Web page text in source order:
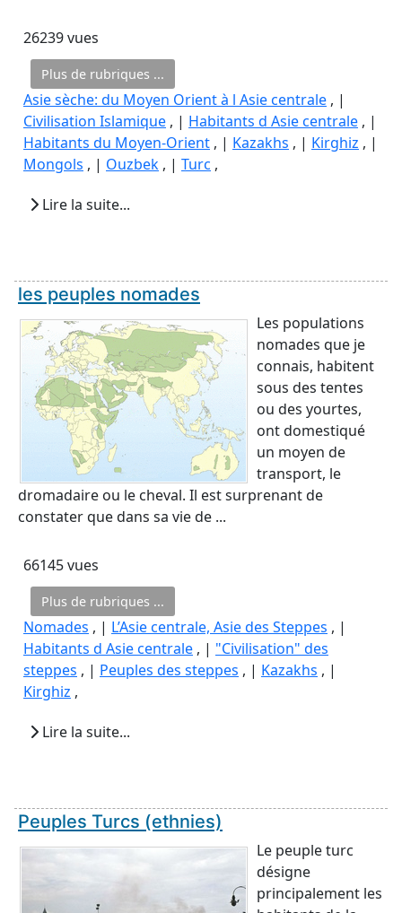
26239 vues
Plus de rubriques ...
Asie sèche: du Moyen Orient à l Asie centrale , |
Civilisation Islamique , | Habitants d Asie centrale , |
Habitants du Moyen-Orient , | Kazakhs , | Kirghiz , |
Mongols , | Ouzbek , | Turc ,
Lire la suite...
les peuples nomades
Les populations
nomades que je
connais, habitent
sous des tentes
ou des yourtes,
ont domestiqué
un moyen de
transport, le
dromadaire ou le cheval. Il est surprenant de
constater que dans sa vie de ...
66145 vues
Plus de rubriques ...
Nomades , | L’Asie centrale, Asie des Steppes , |
Habitants d Asie centrale , | "Civilisation" des
steppes , | Peuples des steppes , | Kazakhs , |
Kirghiz ,
Lire la suite...
Peuples Turcs (ethnies)
Le peuple turc
désigne
principalement les